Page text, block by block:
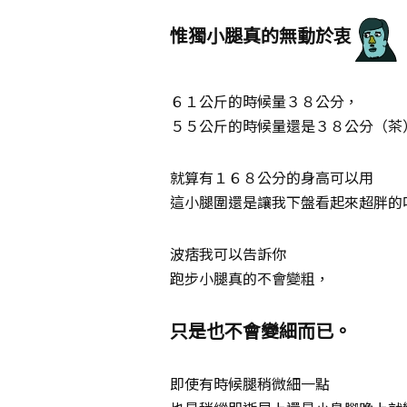
惟獨小腿真的無動於衷
６１公斤的時候量３８公分，
５５公斤的時候量還是３８公分（茶）
就算有１６８公分的身高可以用
這小腿圍還是讓我下盤看起來超胖的
波痞我可以告訴你
跑步小腿真的不會變粗，
只是也不會變細而已。
即使有時候腿稍微細一點